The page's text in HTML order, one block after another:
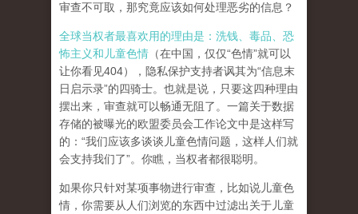
审查不可取，那究竟应该如何处理恶劣的信息？
全球当权者最喜欢用的理由是：洗钱、毒品、恐
怖主义和儿童色情 （在中国，仅仅“色情”就可以
让你看见404），隐私保护支持者讽其为“信息末
日启示录”的四骑士。也就是说，只要这四种理由
摆出来，审查就可以畅通无阻了。一篇关于数据
存储的被曝光的欧盟委员会工作论文中是这样写
的：“我们应该多谈谈儿童色情问题，这样人们就
会支持我们了”。你瞧，当权者都很聪明。
如果你只针对某项事物进行审查，比如说儿童色
情，你需要从人们浏览的东西中过滤出关于儿童